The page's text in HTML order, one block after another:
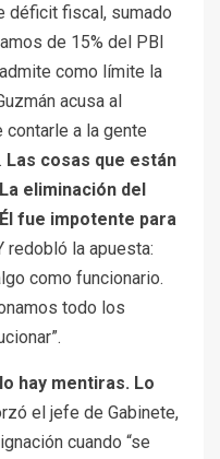
déficit fiscal, sumado
de 15% del PBI
como límite la
acusa al
contarle a la gente
Las cosas que están
eliminación del
fue impotente para
redobló la apuesta:
como funcionario.
todo los
hay mentiras. Lo
el jefe de Gabinete,
cuando “se